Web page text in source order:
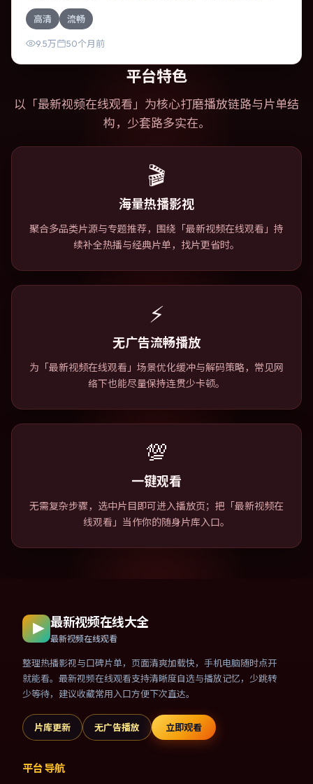
主要班底与取景来自中国台湾。一次跨国行动在暴雨夜失
控，信任瞬间崩塌。影片整体气质冷峻，节奏紧凑，人物动
机清晰，适合喜欢强情节与细腻表演的观众。
高清 流畅
9.5万 50个月前
平台特色
以「最新视频在线观看 」为核心打磨播放链路与片单结
构，少套路多实在。
🎬
海量热播影视
聚合多品类片源与专题推荐，围绕「最新视频在线观看」持
续补全热播与经典片单，找片更省时。
⚡
无广告流畅播放
为「最新视频在线观看」场景优化缓冲与解码策略，常见网
络下也能尽量保持连贯少卡顿。
💯
一键观看
无需复杂步骤，选中片目即可进入播放页；把「最新视频在
线观看」当作你的随身片库入口。
最新视频在线大全
最新视频在线观看
整理热播影视与口碑片单，页面清爽加载快，手机电脑随时点开
就能看。最新视频在线观看支持清晰度自选与播放记忆，少跳转
少等待，建议收藏常用入口方便下次直达。
片库更新 无广告播放 立即观看
平台导航